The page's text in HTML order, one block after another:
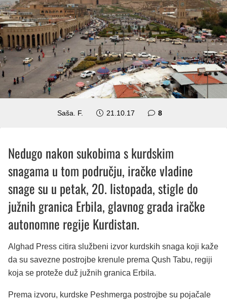
Saša. F. 21.10.17 8komentara
Nedugo nakon sukobima s kurdskim
snagama u tom području, iračke vladine
snage su u petak, 20. listopada, stigle do
južnih granica Erbila, glavnog grada iračke
autonomne regije Kurdistan.
Alghad Press citira službeni izvor kurdskih snaga koji kaže
da su savezne postrojbe krenule prema Qush Tabu, regiji
koja se proteže duž južnih granica Erbila.
Prema izvoru, kurdske Peshmerga postrojbe su pojačale